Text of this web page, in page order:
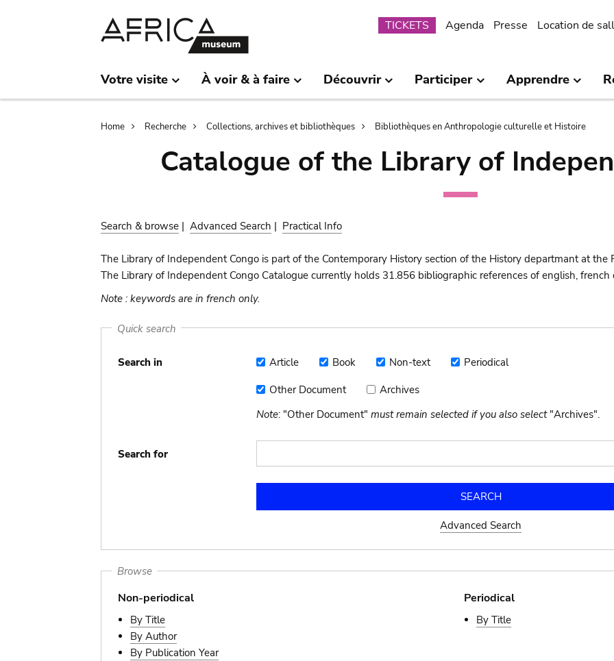
Submenu
TICKETS Agenda Presse Location de
Votre visite À voir & à faire Découvrir Participer Apprendre
Breadcrumb
Home Recherche Collections, archives et bibliothèques Bibliothèques en Anthropologie culturelle et Histoire
Catalogue of the Library of
Search & browse | Advanced Search | Practical Info
The Library of Independent Congo is part of the Contemporary History section of the History departmant at the
The Library of Independent Congo Catalogue currently holds 31.856 bibliographic references of english, french
Note : keywords are in french only.
Quick search
Search in Article
Article Book
Book
Non-
text
Non-text Periodical
Periodical
Other
Document
Other Document Archives
Archives
Note: "Other Document" must remain selected if you also select"Archives".
Search for
Advanced Search
Browse
Non-periodical
By Title
By Author
By Publication Year
Periodical
By Title